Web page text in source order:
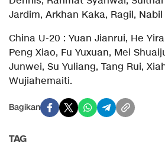
Jardim, Arkhan Kaka, Ragil,
China U-20 : Yuan Jianrui, He
Peng Xiao, Fu Yuxuan, Mei
Junwei, Su Yuliang, Tang Rui,
Wujiahemaiti.
Bagikan
TAG